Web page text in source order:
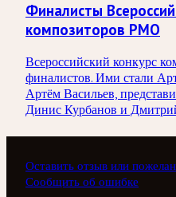
Финалисты
композиторов РМО
Всероссийский конкурс
финалистов. Ими стали
Артём Васильев,
Динис Курбанов и
Оставить отзыв или
Сообщить об ошибке